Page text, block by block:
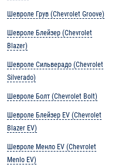
Шевроле Грув (Chevrolet Groove)
Шевроле Блейзер (Chevrolet
Blazer)
Шевроле Сильверадо (Chevrolet
Silverado)
Шевроле Болт (Chevrolet Bolt)
Шевроле Блейзер EV (Chevrolet
Blazer EV)
Шевроле Менло EV (Chevrolet
Menlo EV)